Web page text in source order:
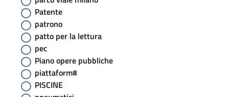
Patente
patrono
patto per la lettura
pec
Piano opere pubbliche
piattaform#
PISCINE